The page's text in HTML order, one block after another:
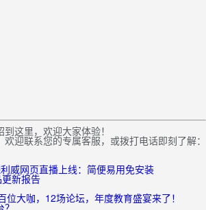
到这里，欢迎大家体验！
迎联系您的专属客服，或拨打电话即刻了解：
利威网页直播上线：简便易用免安装
新报告
大咖，12场论坛，年度教育盛宴来了！